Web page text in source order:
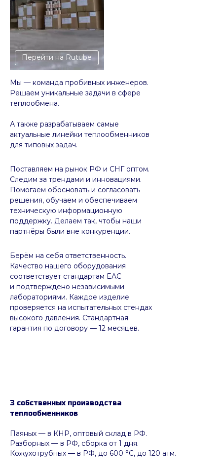
Мы — команда пробивных инженеров.
Решаем уникальные задачи в сфере
теплообмена.
А также разрабатываем самые
актуальные линейки теплообменников
для типовых задач.
Берём на себя ответственность.
Качество нашего оборудования
соответствует стандартам EAC
и подтверждено независимыми
лабораториями. Каждое изделие
проверяется на испытательных стендах
высокого давления. Стандартная
гарантия по договору — 12 месяцев.
Поставляем на рынок РФ и СНГ оптом.
Следим за трендами и инновациями.
Помогаем обосновать и согласовать
решения, обучаем и обеспечиваем
техническую информационную
поддержку. Делаем так, чтобы наши
партнёры были вне конкуренции.
Перейти на Rutube
3 собственных производства
теплообменников
Паяных — в КНР, оптовый склад в РФ.
Разборных — в РФ, сборка от 1 дня.
Кожухотрубных — в РФ, до 600 °C, до 120 атм.